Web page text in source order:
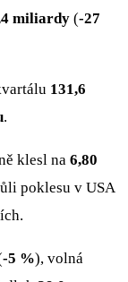
miliardy (-27
131,6
.
klesl na 6,80
poklesu v USA
-5 %), volná